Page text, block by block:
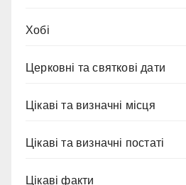
Хобі
Церковні та святкові дати
Цікаві та визначні місця
Цікаві та визначні постаті
Цікаві факти